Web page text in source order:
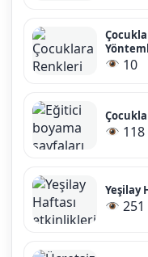
10
118
Yeşilay
251